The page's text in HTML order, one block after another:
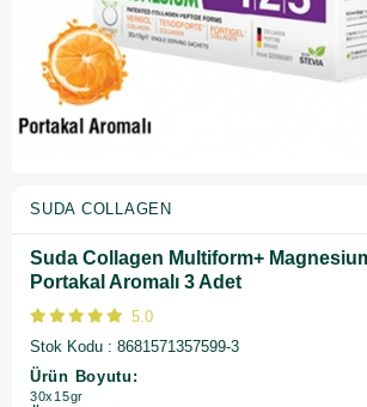
SUDA COLLAGEN
Suda Collagen Multiform+
Portakal Aromalı 3 Adet
5.0
Stok Kodu
8681571357599-3
Ürün Boyutu:
30x15gr